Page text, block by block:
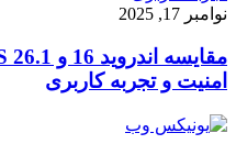
نوامبر 17, 2025
امنیت و تجربه کاربری